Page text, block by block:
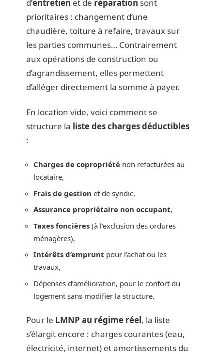
d’entretien et de réparation sont
prioritaires : changement d’une
chaudière, toiture à refaire, travaux sur
les parties communes… Contrairement
aux opérations de construction ou
d’agrandissement, elles permettent
d’alléger directement la somme à payer.
En location vide, voici comment se
structure la liste des charges déductibles
:
Charges de copropriété non refacturées au
locataire,
Frais de gestion et de syndic,
Assurance propriétaire non occupant,
Taxes foncières (à l’exclusion des ordures
ménagères),
Intérêts d’emprunt pour l’achat ou les
travaux,
Dépenses d’amélioration, pour le confort du
logement sans modifier la structure.
Pour le LMNP au régime réel, la liste
s’élargit encore : charges courantes (eau,
électricité, internet) et amortissements du